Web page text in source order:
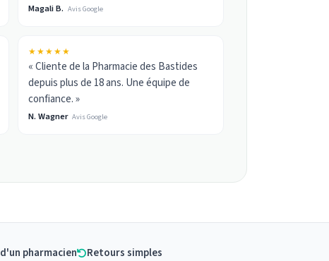
Magali B. Avis Google
★★★★★
« Cliente de la Pharmacie des Bastides
depuis plus de 18 ans. Une équipe de
confiance. »
N. Wagner Avis Google
pharmacien Retours simples